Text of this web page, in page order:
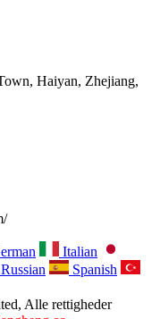
Haiyan, Zhejiang,
Italian
Russian
Spanish
Alle rettigheder